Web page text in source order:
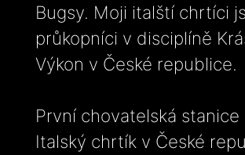
Bugsy. Moji italští chrtíci
průkopníci v disciplíně
Výkon v České republice.
První chovatelská stanice
Italský chrtík v České